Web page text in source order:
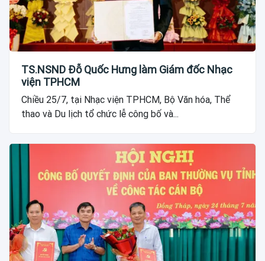
TS.NSND Đỗ Quốc Hưng làm Giám đốc Nhạc
viện TPHCM
Chiều 25/7, tại Nhạc viện TPHCM, Bộ Văn hóa, Thể
thao và Du lịch tổ chức lễ công bố và...